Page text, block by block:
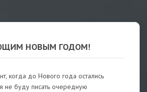
НОВЫМ ГОДОМ!
когда до Нового года остались
не буду писать очередную